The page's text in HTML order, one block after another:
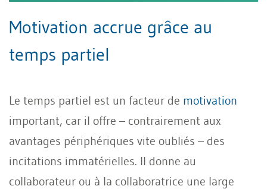
Motivation accrue grâce au
temps partiel
Le temps partiel est un facteur de motivation
important, car il offre – contrairement aux
avantages périphériques vite oubliés – des
incitations immatérielles. Il donne au
collaborateur ou à la collaboratrice une large